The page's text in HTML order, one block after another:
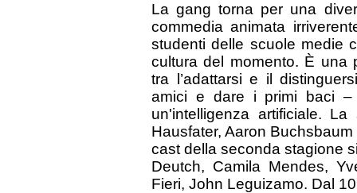
La gang torna per una
commedia animata
studenti delle scuole medie
cultura del momento. È una
tra l’adattarsi e il
amici e dare i primi baci –
un'intelligenza artificiale.
Hausfater, Aaron
cast della seconda stagione
Deutch, Camila Mendes,
Fieri, John Leguizamo. Dal